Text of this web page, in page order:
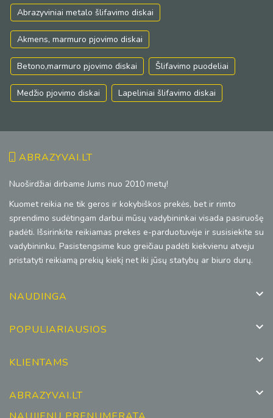
Abrazyviniai metalo šlifavimo diskai
Akmens, marmuro pjovimo diskai
Betono,marmuro pjovimo diskai Šlifavimo puodeliai
Medžio pjovimo diskai Lapeliniai šlifavimo diskai
ABRAZYVAI.LT
Nuoširdžiai dirbame Jums nuo 2010 metų!
Kuomet reikia ne tik geros ir kokybiškos prekės, bet ir rimto
sprendimo sudėtingam darbui mūsų vadybininkai visada pasiruošę
padėti. Išsirinkite reikiamas prekes e-parduotuvėje ir susisiekite su
vadybininku. Pasistengsime kuo greičiau padėti kiekvienu atveju
pristatyti reikiamą prekių kiekį net iki jūsų statybų ar biuro durų.
NAUDINGA 
POPULIARIAUSIOS 
KLIENTAMS 
ABRAZYVAI.LT 